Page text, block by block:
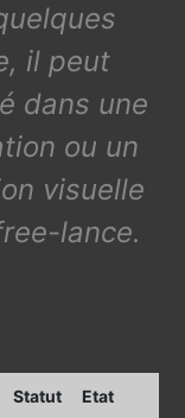
il peut
dans une
ou un
visuelle
lance.
Statut Etat